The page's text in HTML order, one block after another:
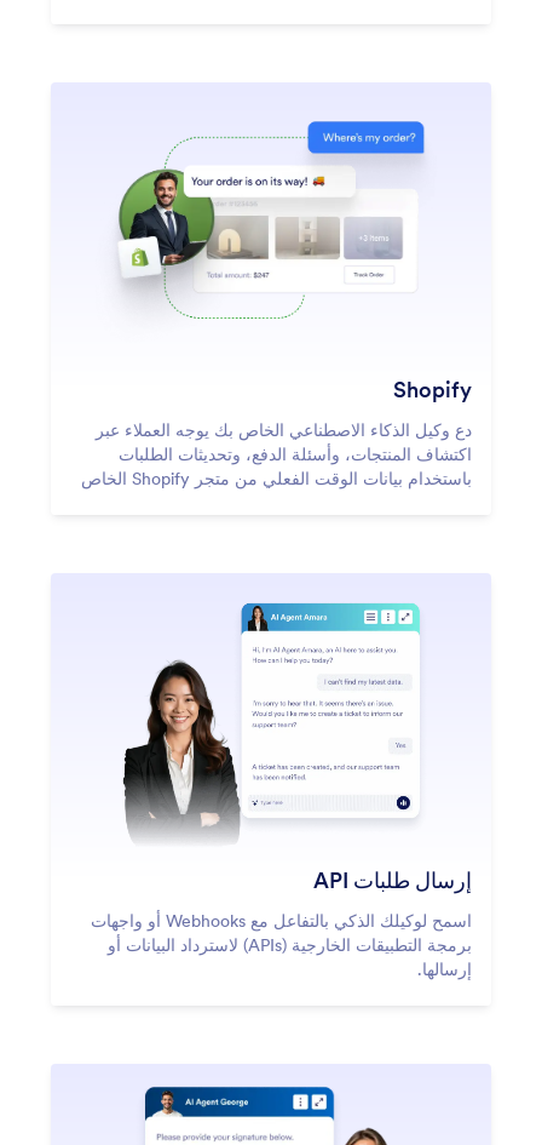
Shopify
دع وكيل الذكاء الاصطناعي الخاص بك يوجه العملاء عبر
اكتشاف المنتجات، وأسئلة الدفع، وتحديثات الطلبات
باستخدام بيانات الوقت الفعلي من متجر Shopify الخاص
إرسال طلبات API
اسمح لوكيلك الذكي بالتفاعل مع Webhooks أو واجهات
برمجة التطبيقات الخارجية (APIs) لاسترداد البيانات أو
إرسالها.